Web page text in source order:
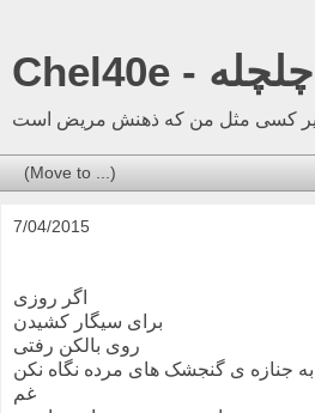
Chel40e - چلچله
کسی مثل من که ذهنش مریض است
7/04/2015
اگر روزی
برای سیگار کشیدن
روی بالکن رفتی
به جنازه ی گنجشک های مرده نگاه نکن
غم